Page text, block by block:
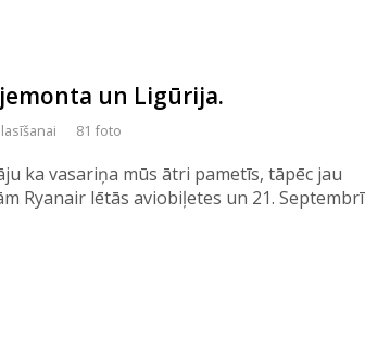
un Ligūrija.
81 foto
ka vasariņa mūs ātri pametīs, tāpēc jau
Ryanair lētās aviobiļetes un 21. Septembrī